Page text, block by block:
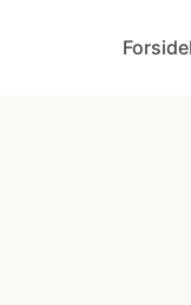
Forside